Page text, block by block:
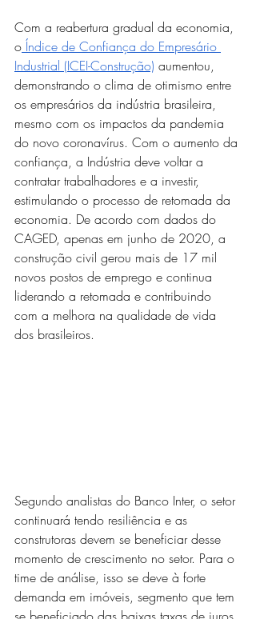
Com a reabertura gradual da economia,
o Índice de Confiança do Empresário
Industrial (ICEI-Construção) aumentou,
demonstrando o clima de otimismo entre
os empresários da indústria brasileira,
mesmo com os impactos da pandemia
do novo coronavírus. Com o aumento da
confiança, a Indústria deve voltar a
contratar trabalhadores e a investir,
estimulando o processo de retomada da
economia. De acordo com dados do
CAGED, apenas em junho de 2020, a
construção civil gerou mais de 17 mil
novos postos de emprego e continua
liderando a retomada e contribuindo
com a melhora na qualidade de vida
dos brasileiros.
Segundo analistas do Banco Inter, o setor
continuará tendo resiliência e as
construtoras devem se beneficiar desse
momento de crescimento no setor. Para o
time de análise, isso se deve à forte
demanda em imóveis, segmento que tem